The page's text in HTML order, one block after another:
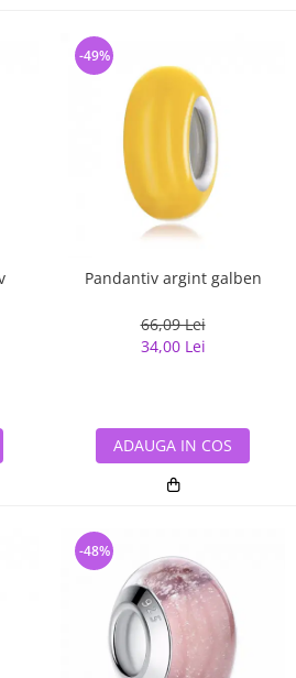
Pandantiv argint galben
66,09 Lei
34,00 Lei
-49%
ADAUGA IN COS
-48%